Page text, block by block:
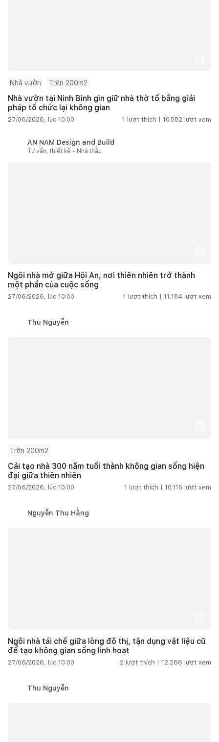
Nhà vườn Trên 200m2
Nhà vườn tại Ninh Bình gìn giữ nhà thờ tổ bằng giải
pháp tổ chức lại không gian
27/06/2026, lúc 10:00 1 lượt thích | 10.582 lượt xem
AN NAM Design and Build
Tư vấn, thiết kế - Nhà thầu
Ngôi nhà mở giữa Hội An, nơi thiên nhiên trở thành
một phần của cuộc sống
27/06/2026, lúc 10:00 1 lượt thích | 11.184 lượt xem
Thu Nguyễn
Trên 200m2
Cải tạo nhà 300 năm tuổi thành không gian sống hiện
đại giữa thiên nhiên
27/06/2026, lúc 10:00 1 lượt thích | 10.115 lượt xem
Nguyễn Thu Hằng
Ngôi nhà tái chế giữa lòng đô thị, tận dụng vật liệu cũ
để tạo không gian sống linh hoạt
27/06/2026, lúc 10:00 2 lượt thích | 12.266 lượt xem
Thu Nguyễn